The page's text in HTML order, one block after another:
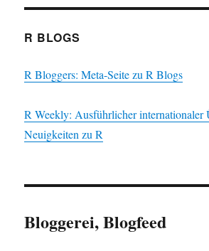
R BLOGS
R Bloggers: Meta-Seite zu R Blogs
R Weekly: Ausführlicher internationaler
Neuigkeiten zu R
Bloggerei, Blogfeed